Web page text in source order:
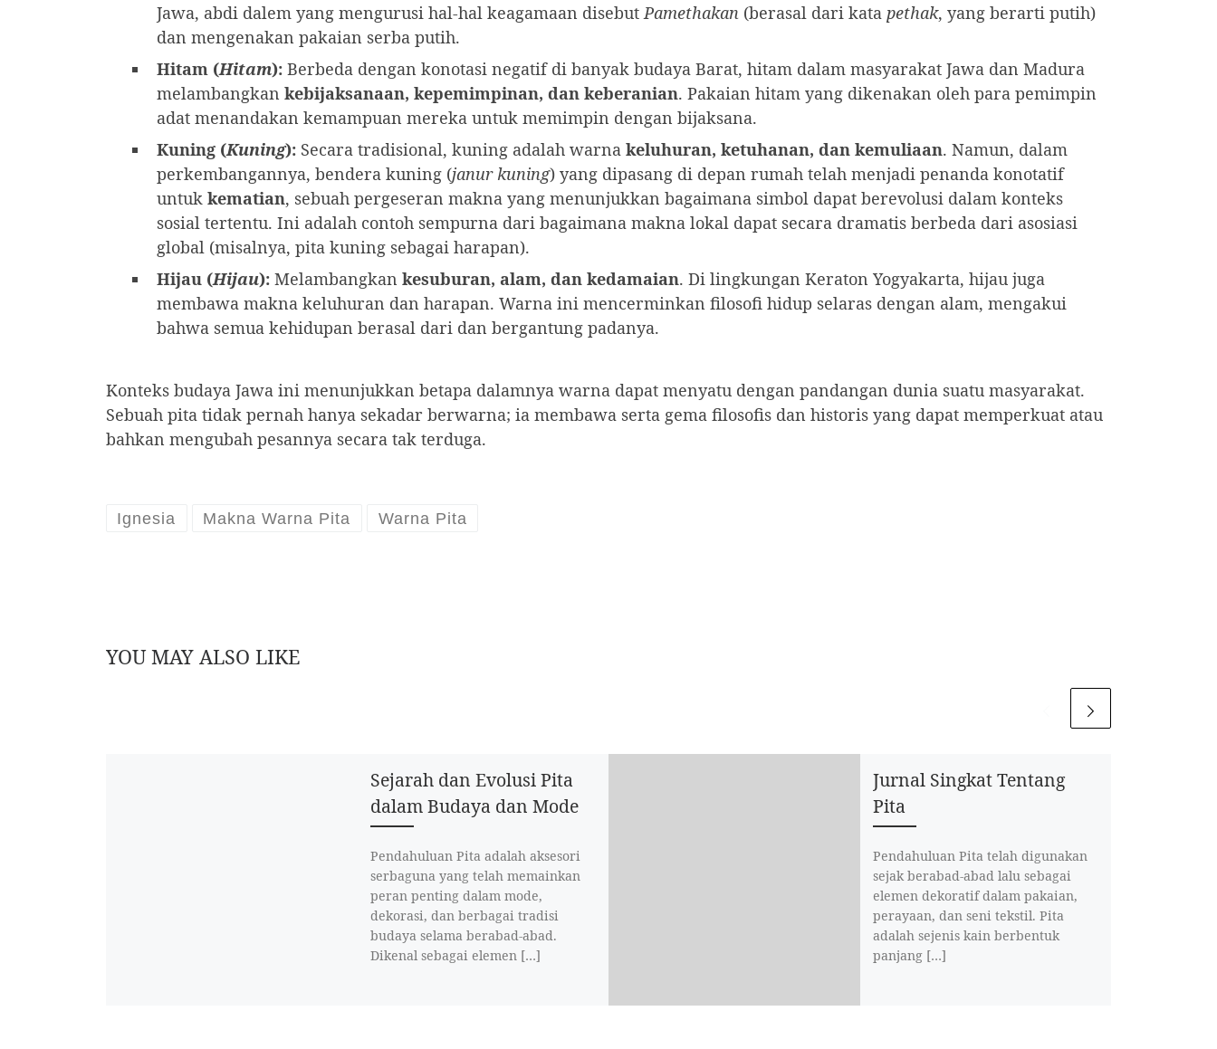
Jawa, abdi dalem yang mengurusi hal-hal keagamaan disebut Pamethakan (berasal dari kata pethak, yang berarti putih)
dan mengenakan pakaian serba putih.
Hitam (Hitam): Berbeda dengan konotasi negatif di banyak budaya Barat, hitam dalam masyarakat Jawa dan Madura
melambangkan kebijaksanaan, kepemimpinan, dan keberanian. Pakaian hitam yang dikenakan oleh para pemimpin
adat menandakan kemampuan mereka untuk memimpin dengan bijaksana.
Kuning (Kuning): Secara tradisional, kuning adalah warna keluhuran, ketuhanan, dan kemuliaan. Namun, dalam
perkembangannya, bendera kuning (janur kuning) yang dipasang di depan rumah telah menjadi penanda konotatif
untuk kematian, sebuah pergeseran makna yang menunjukkan bagaimana simbol dapat berevolusi dalam konteks
sosial tertentu. Ini adalah contoh sempurna dari bagaimana makna lokal dapat secara dramatis berbeda dari asosiasi
global (misalnya, pita kuning sebagai harapan).
Hijau (Hijau): Melambangkan kesuburan, alam, dan kedamaian. Di lingkungan Keraton Yogyakarta, hijau juga
membawa makna keluhuran dan harapan. Warna ini mencerminkan filosofi hidup selaras dengan alam, mengakui
bahwa semua kehidupan berasal dari dan bergantung padanya.
Konteks budaya Jawa ini menunjukkan betapa dalamnya warna dapat menyatu dengan pandangan dunia suatu masyarakat.
Sebuah pita tidak pernah hanya sekadar berwarna; ia membawa serta gema filosofis dan historis yang dapat memperkuat atau
bahkan mengubah pesannya secara tak terduga.
Ignesia Makna Warna Pita Warna Pita
YOU MAY ALSO LIKE
Sejarah dan Evolusi Pita
dalam Budaya dan Mode
Pendahuluan Pita adalah aksesori
serbaguna yang telah memainkan
peran penting dalam mode,
dekorasi, dan berbagai tradisi
budaya selama berabad-abad.
Dikenal sebagai elemen […]
Jurnal Singkat Tentang
Pita
Pendahuluan Pita telah digunakan
sejak berabad-abad lalu sebagai
elemen dekoratif dalam pakaian,
perayaan, dan seni tekstil. Pita
adalah sejenis kain berbentuk
panjang […]